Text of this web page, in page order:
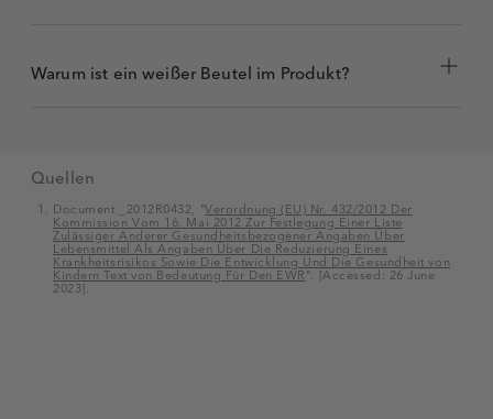
Warum ist ein weißer Beutel im Produkt?
Quellen
Document _2012R0432, "Verordnung (EU) Nr. 432/2012 Der
Kommission Vom 16. Mai 2012 Zur Festlegung Einer Liste
Zulässiger Anderer Gesundheitsbezogener Angaben Über
Lebensmittel Als Angaben Über Die Reduzierung Eines
Krankheitsrisikos Sowie Die Entwicklung Und Die Gesundheit von
Kindern Text von Bedeutung Für Den EWR". [Accessed: 26 June
2023].